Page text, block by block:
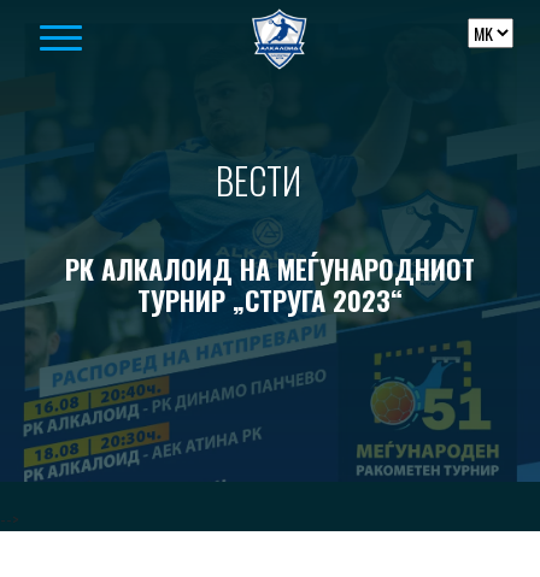
ВЕСТИ
РК АЛКАЛОИД НА МЕЃУНАРОДНИОТ
ТУРНИР „СТРУГА 2023“
-->